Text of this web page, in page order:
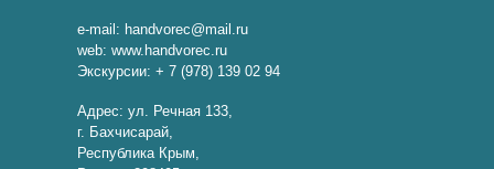
e-mail: handvorec@mail.ru
web: www.handvorec.ru
Экскурсии: + 7 (978) 139 02 94
Адрес: ул. Речная 133,
г. Бахчисарай,
Республика Крым,